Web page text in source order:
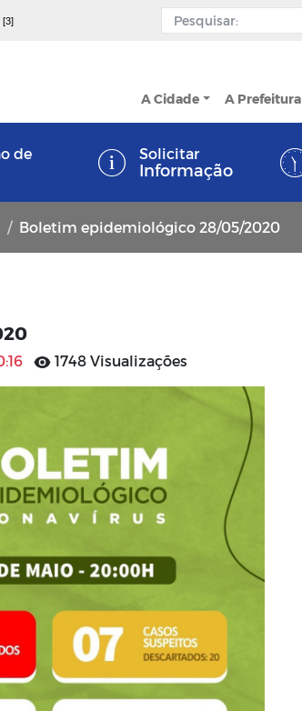
[3]
A Cidade A Prefeitura
de Solicitar
Informação
Boletim epidemiológico 28/05/2020
1748 Visualizações